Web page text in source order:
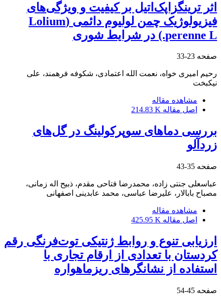
اثر ترینگزاپک‌اتیل بر کیفیت و ویژگی‌های
فیزیولوژیک چمن لولیوم دائمی (Lolium
perenne L.) در شرایط شوری
صفحه 23-33
رحیم امیری خواه، نعمت الله اعتمادی، شکوفه فرهمند، علی
نیکبخت
مشاهده مقاله
اصل مقاله 214.83 K
بررسی دماهای سوپرکولینگ در گل‌های
زردآلو
صفحه 35-43
عباسعلی جنتی زاده، محمدرضا فتاحی مقدم، ذبیح اله زمانی،
مصباح بابالار، علیرضا عباسی، محمد عابدینی اصفهانی
مشاهده مقاله
اصل مقاله 425.95 K
ارزیابی تنوع و روابط ژنتیکی توت‌فرنگی رقم
کردستان با تعدادی از ارقام تجاری‌ با
استفاده از نشانگرهای ریز‏ماهواره
صفحه 45-54